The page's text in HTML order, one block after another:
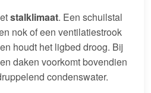
stalklimaat. Een schuilstal
nok of een ventilatiestrook
houdt het ligbed droog. Bij
daken voorkomt bovendien
condenswater.